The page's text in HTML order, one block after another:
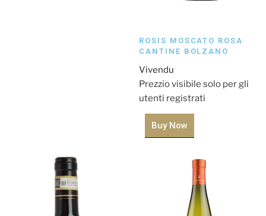
ROSIS MOSCATO ROSA
CANTINE BOLZANO
Vivendu
Prezzio visibile solo per gli
utenti registrati
Buy Now